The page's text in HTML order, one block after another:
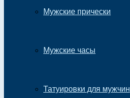
Мужские прически
Мужские часы
Татуировки для мужчин